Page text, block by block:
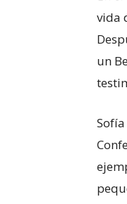
vida
un